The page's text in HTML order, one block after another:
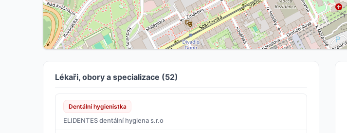
Lékaři, obory a specializace (52)
Dentální hygienistka
ELIDENTES dentální hygiena s.r.o